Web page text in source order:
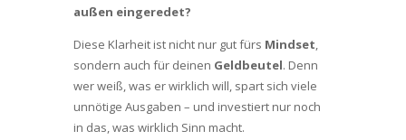
außen eingeredet?
Diese Klarheit ist nicht nur gut fürs Mindset,
sondern auch für deinen Geldbeutel. Denn
wer weiß, was er wirklich will, spart sich viele
unnötige Ausgaben – und investiert nur noch
in das, was wirklich Sinn macht.